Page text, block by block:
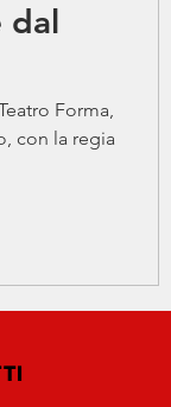
dal
Forma,
con la regia